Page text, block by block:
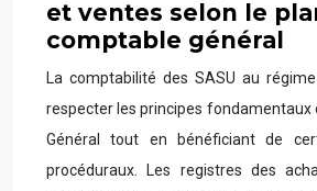
et ventes selon le
comptable général
La comptabilité des SASU au
respecter les principes fondamentaux
Général tout en bénéficiant de
procéduraux. Les registres des